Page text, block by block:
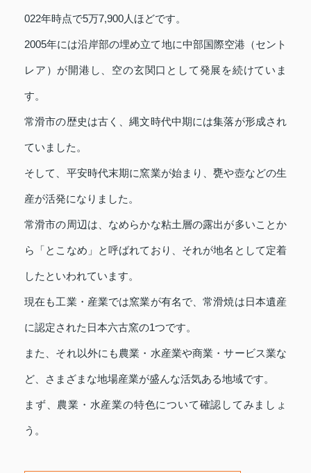
022年時点で5万7,900人ほどです。
2005年には沿岸部の埋め立て地に中部国際空港（セント
レア）が開港し、空の玄関口として発展を続けていま
す。
常滑市の歴史は古く、縄文時代中期には集落が形成され
ていました。
そして、平安時代末期に窯業が始まり、甕や壺などの生
産が活発になりました。
常滑市の周辺は、なめらかな粘土層の露出が多いことか
ら「とこなめ」と呼ばれており、それが地名として定着
したといわれています。
現在も工業・産業では窯業が有名で、常滑焼は日本遺産
に認定された日本六古窯の1つです。
また、それ以外にも農業・水産業や商業・サービス業な
ど、さまざまな地場産業が盛んな活気ある地域です。
まず、農業・水産業の特色について確認してみましょ
う。